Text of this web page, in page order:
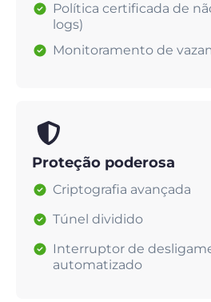
Política certificada de
logs)
Monitoramento de
Proteção poderosa
Criptografia avançada
Túnel dividido
Interruptor de
automatizado